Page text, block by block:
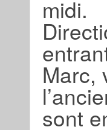
midi.
Marc,
sont